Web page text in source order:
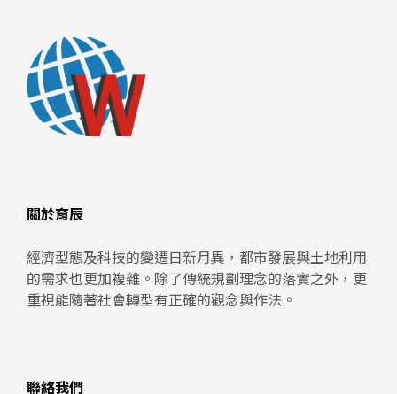
關於育辰
經濟型態及科技的變遷日新月異，都市發展與土地利用
的需求也更加複雜。除了傳統規劃理念的落實之外，更
重視能隨著社會轉型有正確的觀念與作法。
聯絡我們